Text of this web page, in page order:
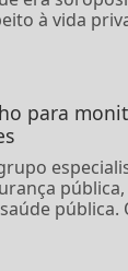
à vida
para
pública.